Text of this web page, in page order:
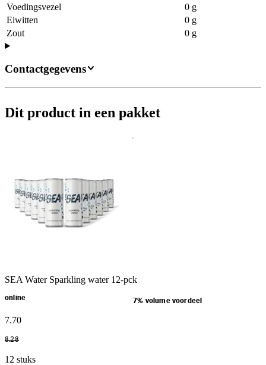
Voedingsvezel
0 g
Eiwitten
0 g
Zout
0 g
Contactgegevens
Dit product in een pakket
SEA Water Sparkling water 12-pck
online 7% volume voordeel
7.70
8.28
12 stuks